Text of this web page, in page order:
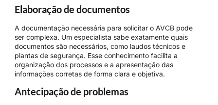
Elaboração de documentos
A documentação necessária para solicitar o AVCB pode
ser complexa. Um especialista sabe exatamente quais
documentos são necessários, como laudos técnicos e
plantas de segurança. Esse conhecimento facilita a
organização dos processos e a apresentação das
informações corretas de forma clara e objetiva.
Antecipação de problemas